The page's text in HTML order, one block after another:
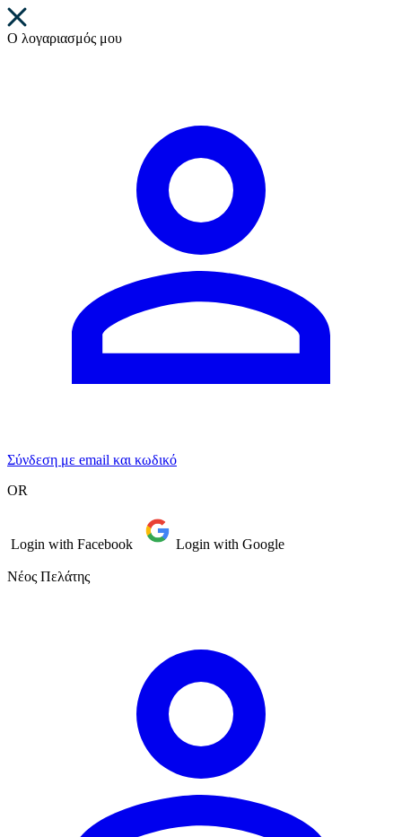
Ο λογαριασμός μου
Σύνδεση με email και κωδικό
OR
Login with Facebook Login with Google
Νέος Πελάτης